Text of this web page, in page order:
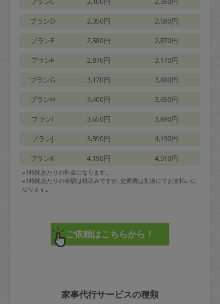
プランD 2,350円 2,580円
プランE 2,580円 2,870円
プランF 2,870円 3,170円
プランG 3,170円 3,400円
プランH 3,400円 3,650円
プランI 3,650円 3,890円
プランJ 3,890円 4,190円
プランK 4,190円 4,510円
※1時間あたりの料金になります。
※1時間あたりの金額は税込みですが､交通費は別途にてお支払いに
なります｡
家事代行サービスの種類